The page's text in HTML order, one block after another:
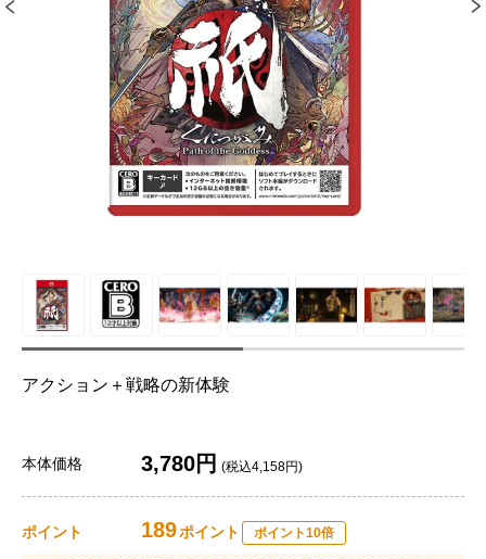
アクション＋戦略の新体験
本体価格 3,780円 (税込4,158円)
ポイント 189ポイント ポイント10倍